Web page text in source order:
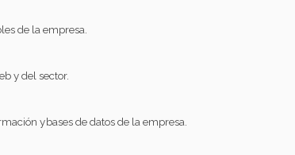
de la empresa.
y del sector.
ybases de datos de la empresa.